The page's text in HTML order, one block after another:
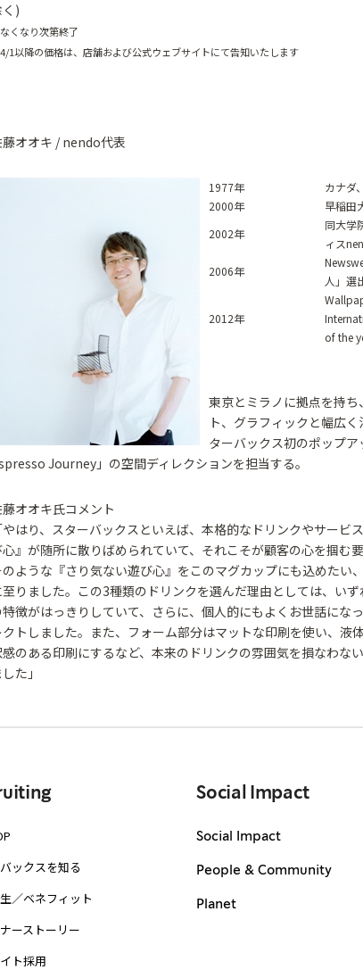
)
くなり次第終了
1以降の価格は、店舗および公式ウェブサイトにて告知いたします
オオキ / nendo代表
1977年
カナダ
2000年
早稲田
2002年
同大学
ィス
2006年
人」選
2012年
of the
東京とミラノに拠点を持
ト、グラフィックと幅広
ターバックス初のポップ
Journey」の空間ディレクションを担当する。
オオキ氏コメント
やはり、スターバックスといえば、本格的なドリンクやサービ
心』が随所に散りばめられていて、それこそが顧客の心を掴む
のような『さり気ない遊び心』をこのマグカップにも込めたい
至りました。この3種類のドリンクを選んだ理由としては、い
特徴がはっきりしていて、さらに、個人的にもよくお世話にな
クトしました。また、フォーム部分はマットな印刷を使い、液
のある印刷にするなど、本来のドリンクの雰囲気を損なわな
た」
ックスを知る
／ベネフィット
ーストーリー
ト採用
Social Impact
Social Impact
People & Community
Planet